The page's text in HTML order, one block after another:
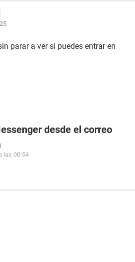
parar a ver si puedes entrar en
desde el correo
las 00:54